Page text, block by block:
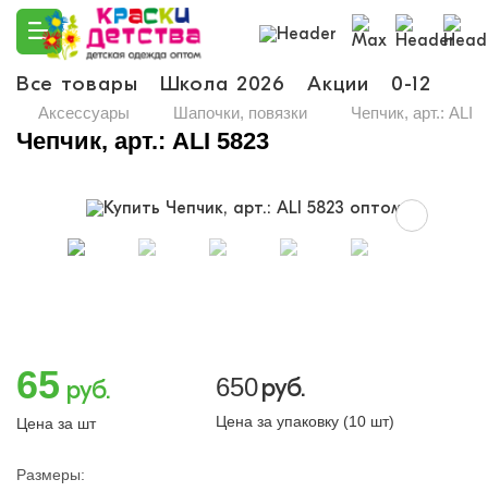
Все товары Школа 2026 Акции 0-12
Аксессуары Шапочки, повязки Чепчик, арт.: ALI
Чепчик, арт.: ALI 5823
65 руб.
Цена за шт
650руб.
Цена за упаковку (10 шт)
Размеры: